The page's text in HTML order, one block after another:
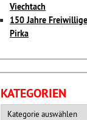
Viechtach
150 Jahre
Pirka
KATEGORIEN
Kategorien